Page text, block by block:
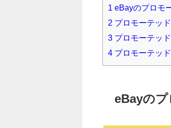
1 eBayのプロモ
2 プロモーテッ
3 プロモーテッ
4 プロモーテッ
eBayの